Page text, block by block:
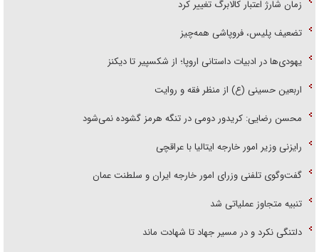
زمان شارژ اعتبار کالابرگ تغییر کرد
تضعیف پلیس، فروپاشی همه‌چیز
یهودی‌ها در ادبیات داستانی اروپا؛ از شکسپیر تا دیکنز
اربعین حسینی (ع) از منظر فقه و روایت
محسن رضایی: کریدور دومی در تنگه هرمز گشوده نمی‌شود
رایزنی وزیر امور خارجه ایتالیا با عراقچی
گفت‌وگوی تلفنی وزرای امور خارجه ایران و سلطنت عمان
تنبیه متجاوز عملیاتی شد
دلتنگی نکرد و در مسیر جهاد تا شهادت ماند